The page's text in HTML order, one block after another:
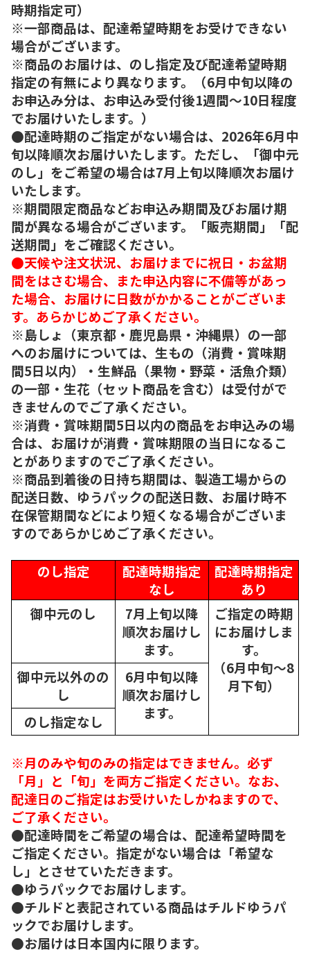
時期指定可）
※一部商品は、配達希望時期をお受けできない
場合がございます。
※商品のお届けは、のし指定及び配達希望時期
指定の有無により異なります。（6月中旬以降の
お申込み分は、お申込み受付後1週間～10日程度
でお届けいたします。）
●配達時期のご指定がない場合は、2026年6月中
旬以降順次お届けいたします。ただし、「御中元
のし」をご希望の場合は7月上旬以降順次お届け
いたします。
※期間限定商品などお申込み期間及びお届け期
間が異なる場合がございます。「販売期間」「配
送期間」をご確認ください。
●天候や注文状況、お届けまでに祝日・お盆期
間をはさむ場合、また申込内容に不備等があっ
た場合、お届けに日数がかかることがございま
す。あらかじめご了承ください。
※島しょ（東京都・鹿児島県・沖縄県）の一部
へのお届けについては、生もの（消費・賞味期
間5日以内）・生鮮品（果物・野菜・活魚介類）
の一部・生花（セット商品を含む）は受付がで
きませんのでご了承ください。
※消費・賞味期間5日以内の商品をお申込みの場
合は、お届けが消費・賞味期限の当日になるこ
とがありますのでご了承ください。
※商品到着後の日持ち期間は、製造工場からの
配送日数、ゆうパックの配送日数、お届け時不
在保管期間などにより短くなる場合がございま
すのであらかじめご了承ください。
のし指定
配達時期指定
なし
配達時期指定
あり
御中元のし
7月上旬以降
順次お届けし
ます。
ご指定の時期
にお届けしま
す。
（6月中旬～8
月下旬）
御中元以外のの
し
6月中旬以降
順次お届けし
ます。
のし指定なし
※月のみや旬のみの指定はできません。必ず
「月」と「旬」を両方ご指定ください。なお、
配達日のご指定はお受けいたしかねますので、
ご了承ください。
●配達時間をご希望の場合は、配達希望時間を
ご指定ください。指定がない場合は「希望な
し」とさせていただきます。
●ゆうパックでお届けします。
●チルドと表記されている商品はチルドゆうパ
ックでお届けします。
●お届けは日本国内に限ります。